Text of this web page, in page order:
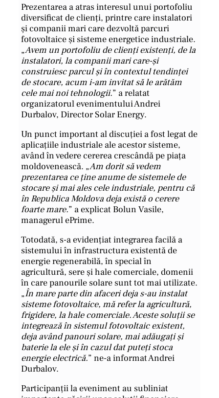
Prezentarea a atras interesul unui portofoliu
diversificat de clienți, printre care instalatori
și companii mari care dezvoltă parcuri
fotovoltaice și sisteme energetice industriale.
„Avem un portofoliu de clienți existenți, de la
instalatori, la companii mari care-și
construiesc parcul și în contextul tendinței
de stocare, acum i-am invitat să le arătăm
cele mai noi tehnologii.” a relatat
organizatorul evenimentului Andrei
Durbalov, Director Solar Energy.
Un punct important al discuției a fost legat de
aplicațiile industriale ale acestor sisteme,
având în vedere cererea crescândă pe piața
moldovenească. „Am dorit să vedem
prezentarea ce ține anume de sistemele de
stocare și mai ales cele industriale, pentru că
în Republica Moldova deja există o cerere
foarte mare.” a explicat Bolun Vasile,
managerul ePrime.
Totodată, s-a evidențiat integrarea facilă a
sistemului în infrastructura existentă de
energie regenerabilă, în special în
agricultură, sere și hale comerciale, domenii
în care panourile solare sunt tot mai utilizate.
„În mare parte din afaceri deja s-au instalat
sisteme fotovoltaice, mă refer la agricultură,
frigidere, la hale comerciale. Aceste soluții se
integrează în sistemul fotovoltaic existent,
deja având panouri solare, mai adăugați și
baterie la ele și în cazul dat puteți stoca
energie electrică.” ne-a informat Andrei
Durbalov.
Participanții la eveniment au subliniat